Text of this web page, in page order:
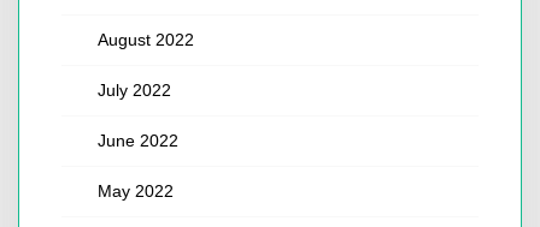
August 2022
July 2022
June 2022
May 2022